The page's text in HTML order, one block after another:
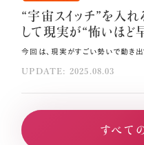
“宇宙スイッチ”を入
して現実が“怖いほど
UPDATE: 2025.08.03
すべて